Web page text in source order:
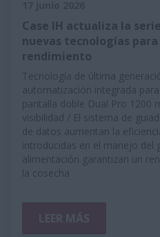
Case IH actualiza la
nuevas tecnologías
rendimiento
Tecnología de última
automatización integrada
pantalla doble Dual Pro 1200
visibilidad / El sistema de
de datos aumentan la
introducidas en el manejo del
alimentación garantizan un
la cosecha